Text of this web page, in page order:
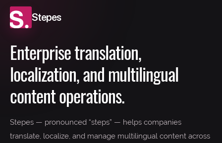
Stepes
Enterprise translation,
localization, and multilingual
content operations.
Stepes — pronounced “steps” — helps companies
translate, localize, and manage multilingual content across